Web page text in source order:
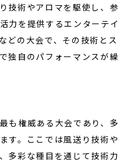
技術やアロマを駆使し、参
力を提供するエンターテイ
どの大会で、その技術とス
独自のパフォーマンスが繰
も権威ある大会であり、多
す。ここでは風送り技術や
多彩な種目を通じて技術力